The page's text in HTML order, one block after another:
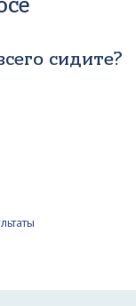
сидите?